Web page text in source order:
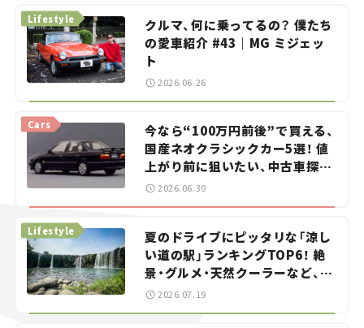
クルマ、何に乗ってるの？ 僕たち
の愛車紹介 #43｜MG ミジェッ
ト
Lifestyle
2026.06.26
今なら“100万円前後”で買える、
国産ネオクラシックカー5選！ 値
上がり前に狙いたい、中古車探し
をお手伝い――ちょっとイケてるマ
イカー選び #02
Cars
2026.06.30
夏のドライブにピッタリな「涼し
い道の駅」ランキングTOP6！ 絶
景・グルメ・天然クーラーなど、避
暑におすすめのスポットを紹介
Lifestyle
2026.07.19